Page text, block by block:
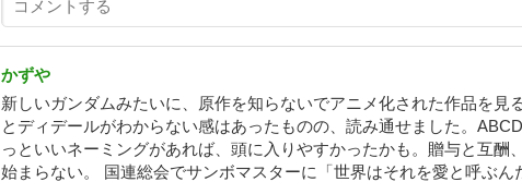
かずや
新しいガンダムみたいに、原作を知らないでアニメ化された作品を見
とディデールがわからない感はあったものの、読み通せました。
っといいネーミングがあれば、頭に入りやすかったかも。贈与と互酬
始まらない。 国連総会でサンボマスターに「世界はそれを愛と呼ぶん